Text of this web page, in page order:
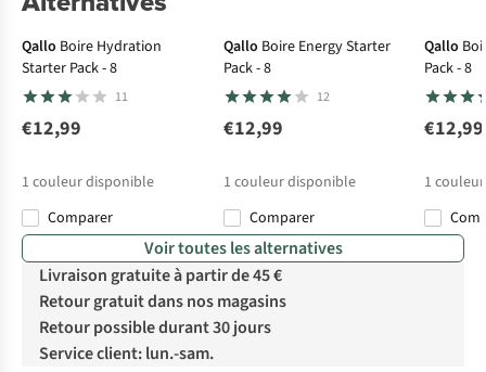
Qallo Boire Hydration
Starter Pack - 8
11
€12,99
1 couleur disponible
Comparer
Qallo Boire Energy Starter
Pack - 8
12
€12,99
1 couleur disponible
Comparer
Qallo
Pack - 8
€12,99
1
Voir toutes les alternatives
Livraison gratuite à partir de 45 €
Retour gratuit dans nos magasins
Retour possible durant 30 jours
Service client: lun.-sam.